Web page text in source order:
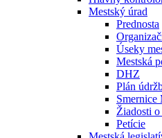
Mestský úrad
Prednosta
Úseky
Mestská
DHZ
Plán
Smernice
Žiadosti
Petície